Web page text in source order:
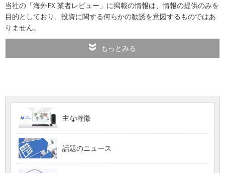
当社の「海外FX 業者レビュー」に掲載の情報は、情報の提供のみを
目的としており、投資に関する何らかの勧誘を意図するものではあ
りません。
もっとみる
主な特徴
話題のニュース